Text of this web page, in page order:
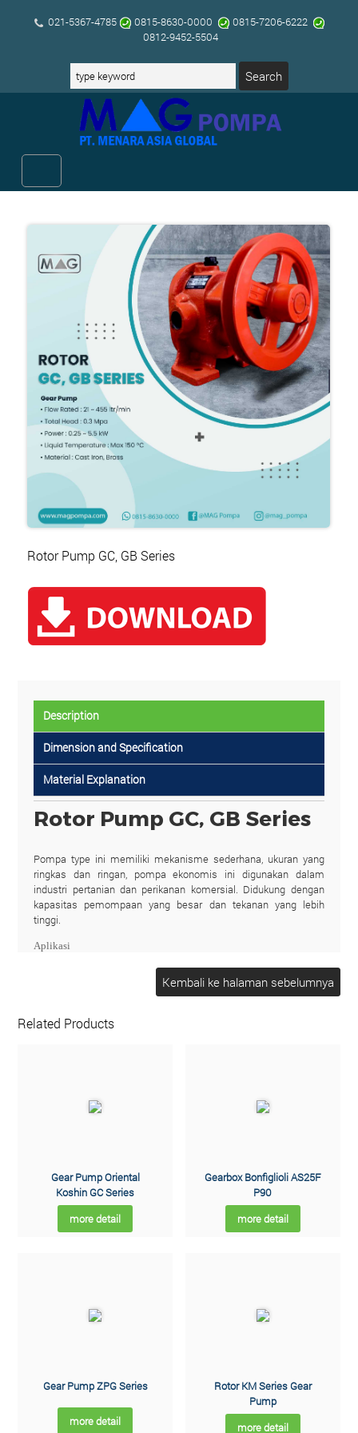
021-5367-4785 0815-8630-0000
0815-7206-6222
0812-9452-5504
Rotor Pump GC, GB Series
Description
Dimension and Specification
Material Explanation
Rotor Pump GC, GB Series
Pompa type ini memiliki mekanisme sederhana, ukuran yang
ringkas dan ringan, pompa ekonomis ini digunakan dalam
industri pertanian dan perikanan komersial. Didukung dengan
kapasitas pemompaan yang besar dan tekanan yang lebih
tinggi.
Aplikasi
Model GB : untuk air bersih, air asin, sedikit asam dan bahan
Model GC : untuk minyak tanah, oli ringan, oli mesin dan oli berat,
dll.
Power : 0.25 ~ 5.5 kW
Liquid Temperature : Max 150 °C
ataupun konsultasi dapat menghubungi kami.
PT MENARA ASIA GLOBAL
Jl Palmerah Utara 1 No.28 C Jakarta Barat 11480
Phone : 021-5367-4785, atau
WhatsApp : 0815-8630-0000
Related Products
Gear Pump Oriental
Koshin GC Series
more detail
Gear Pump ZPG Series
more detail
Gearbox Bonfiglioli AS25F
P90
more detail
Rotor KM Series Gear
Pump
more detail